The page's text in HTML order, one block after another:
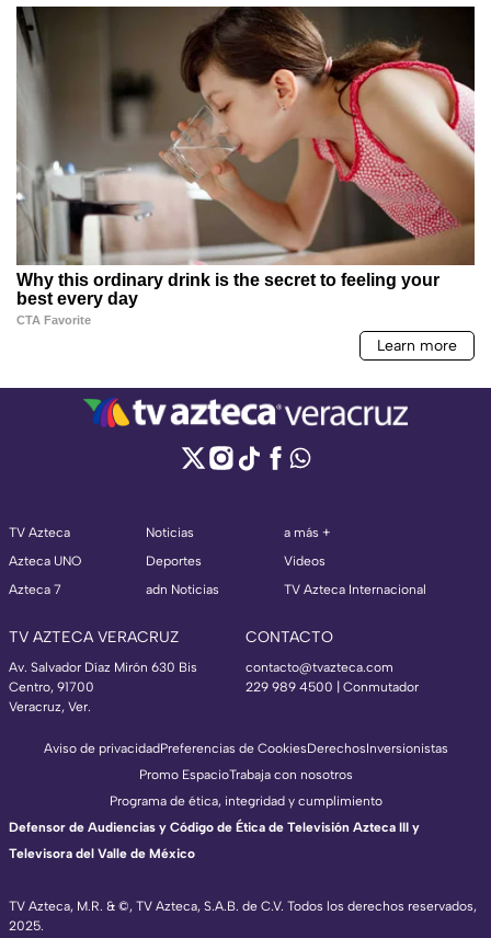
TV Azteca
Azteca UNO
Azteca 7
Noticias
Deportes
adn Noticias
a más +
Videos
TV Azteca Internacional
TV AZTECA VERACRUZ
Av. Salvador Díaz Mirón 630 Bis
Centro, 91700
Veracruz, Ver.
CONTACTO
contacto@tvazteca.com
229 989 4500 | Conmutador
TV Azteca, M.R. & ©, TV Azteca, S.A.B. de C.V. Todos los derechos reservados,
2025.
Aviso de privacidadPreferencias de CookiesDerechosInversionistas
Promo EspacioTrabaja con nosotros
Programa de ética, integridad y cumplimiento
Defensor de Audiencias y Código de Ética de Televisión Azteca III y
Televisora del Valle de México